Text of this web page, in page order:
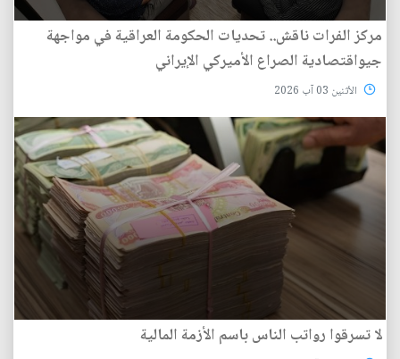
مركز الفرات ناقش.. تحديات الحكومة العراقية في مواجهة
جيواقتصادية الصراع الأميركي الإيراني
الأثنين 03 آب 2026
لا تسرقوا رواتب الناس باسم الأزمة المالية